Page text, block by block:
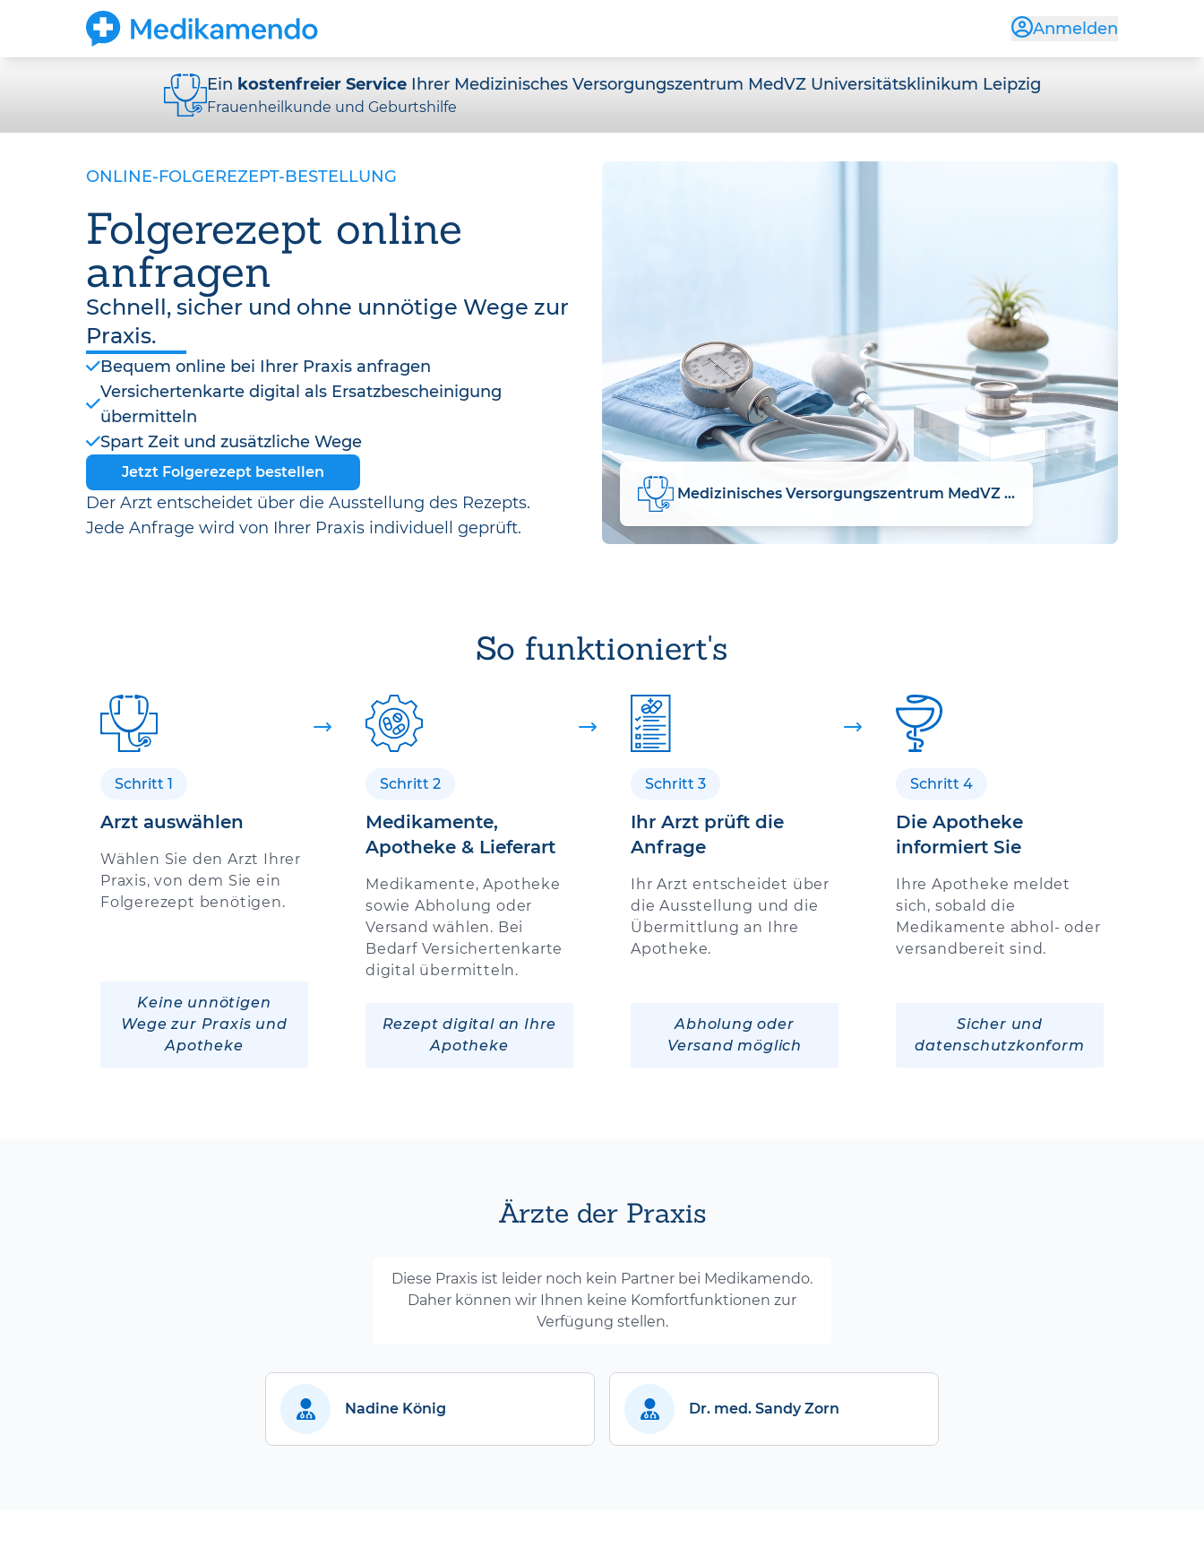
Anmelden
Ein kostenfreier ServiceIhrer Medizinisches Versorgungszentrum MedVZ Universitätsklinikum Leipzig
Frauenheilkunde und Geburtshilfe
ONLINE-FOLGEREZEPT-BESTELLUNG
Folgerezept online
anfragen
Schnell, sicher und ohne unnötige Wege zur
Praxis.
Bequem online bei Ihrer Praxis anfragen
Versichertenkarte digital als Ersatzbescheinigung
übermitteln
Spart Zeit und zusätzliche Wege
Jetzt Folgerezept bestellen
Der Arzt entscheidet über die Ausstellung des Rezepts.
Jede Anfrage wird von Ihrer Praxis individuell geprüft.
Medizinisches Versorgungszentrum MedVZ Universitätsklinikum Leipzig
So funktioniert's
Schritt 1
Arzt auswählen
Wählen Sie den Arzt Ihrer
Praxis, von dem Sie ein
Folgerezept benötigen.
Keine unnötigen
Wege zur Praxis und
Apotheke
Schritt 2
Medikamente,
Apotheke & Lieferart
Medikamente, Apotheke
sowie Abholung oder
Versand wählen. Bei
Bedarf Versichertenkarte
digital übermitteln.
Rezept digital an Ihre
Apotheke
Schritt 3
Ihr Arzt prüft die
Anfrage
Ihr Arzt entscheidet über
die Ausstellung und die
Übermittlung an Ihre
Apotheke.
Abholung oder
Versand möglich
Schritt 4
Die Apotheke
informiert Sie
Ihre Apotheke meldet
sich, sobald die
Medikamente abhol- oder
versandbereit sind.
Sicher und
datenschutzkonform
Ärzte der Praxis
Diese Praxis ist leider noch kein Partner bei Medikamendo.
Daher können wir Ihnen keine Komfortfunktionen zur
Verfügung stellen.
Nadine König Dr. med. Sandy Zorn